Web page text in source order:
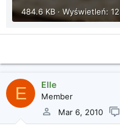
484.6 KB · Wyświetleń: 12
E Elle
Member
Mar 6, 2010